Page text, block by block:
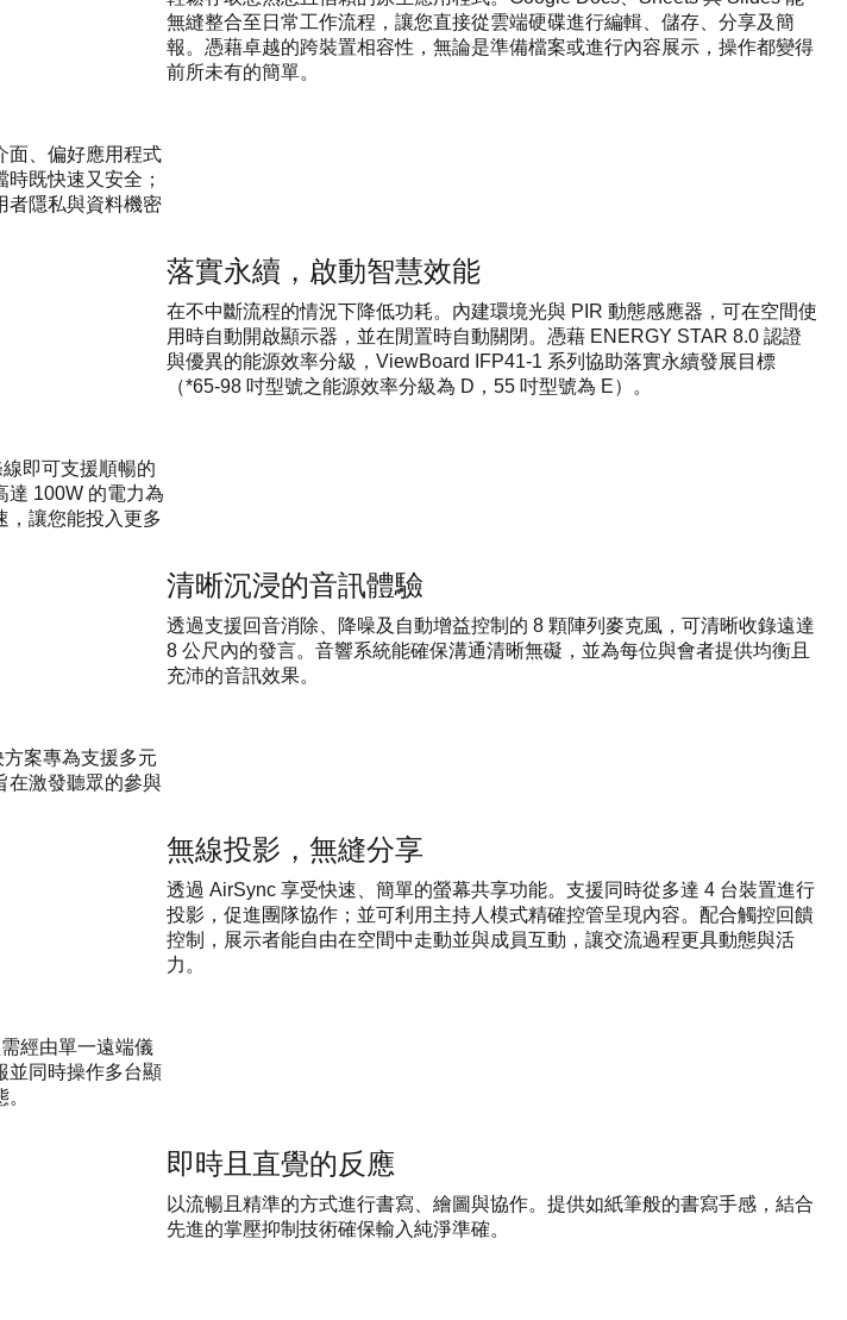
無縫整合至日常工作流程，讓您直接從雲端硬碟進行編輯、儲存、分享及簡
報。憑藉卓越的跨裝置相容性，無論是準備檔案或進行內容展示，操作都變得
前所未有的簡單。
面、偏好應用程式
既快速又安全；
者隱私與資料機密
落實永續，啟動智慧效能
在不中斷流程的情況下降低功耗。內建環境光與 PIR 動態感應器，可在空間使
用時自動開啟顯示器，並在閒置時自動關閉。憑藉 ENERGY STAR 8.0 認證
與優異的能源效率分級，ViewBoard IFP41-1 系列協助落實永續發展目標
（*65-98 吋型號之能源效率分級為 D，55 吋型號為 E）。
即可支援順暢的
達 100W 的電力為
，讓您能投入更多
清晰沉浸的音訊體驗
透過支援回音消除、降噪及自動增益控制的 8 顆陣列麥克風，可清晰收錄遠達
8 公尺內的發言。音響系統能確保溝通清晰無礙，並為每位與會者提供均衡且
充沛的音訊效果。
案專為支援多元
在激發聽眾的參與
無線投影，無縫分享
透過 AirSync 享受快速、簡單的螢幕共享功能。支援同時從多達 4 台裝置進行
投影，促進團隊協作；並可利用主持人模式精確控管呈現內容。配合觸控回饋
控制，展示者能自由在空間中走動並與成員互動，讓交流過程更具動態與活
力。
經由單一遠端儀
並同時操作多台顯
即時且直覺的反應
以流暢且精準的方式進行書寫、繪圖與協作。提供如紙筆般的書寫手感，結合
先進的掌壓抑制技術確保輸入純淨準確。